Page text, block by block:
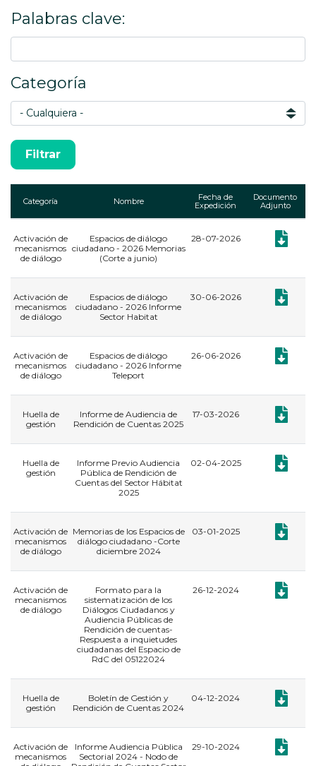
Palabras clave:
Categoría
Categoría Nombre
Fecha de
Expedición
Documento
Adjunto
Activación de
mecanismos
de diálogo
Espacios de diálogo
ciudadano - 2026 Memorias
(Corte a junio)
28-07-2026
Activación de
mecanismos
de diálogo
Espacios de diálogo
ciudadano - 2026 Informe
Sector Habitat
30-06-2026
Activación de
mecanismos
de diálogo
Espacios de diálogo
ciudadano - 2026 Informe
Teleport
26-06-2026
Huella de
gestión
Informe de Audiencia de
Rendición de Cuentas 2025
17-03-2026
Huella de
gestión
Informe Previo Audiencia
Pública de Rendición de
Cuentas del Sector Hábitat
2025
02-04-2025
Activación de
mecanismos
de diálogo
Memorias de los Espacios de
diálogo ciudadano -Corte
diciembre 2024
03-01-2025
Activación de
mecanismos
de diálogo
Formato para la
sistematización de los
Diálogos Ciudadanos y
Audiencia Públicas de
Rendición de cuentas-
Respuesta a inquietudes
ciudadanas del Espacio de
RdC del 05122024
26-12-2024
Huella de
gestión
Boletín de Gestión y
Rendición de Cuentas 2024
04-12-2024
Activación de
mecanismos
Informe Audiencia Pública
Sectorial 2024 - Nodo de
29-10-2024